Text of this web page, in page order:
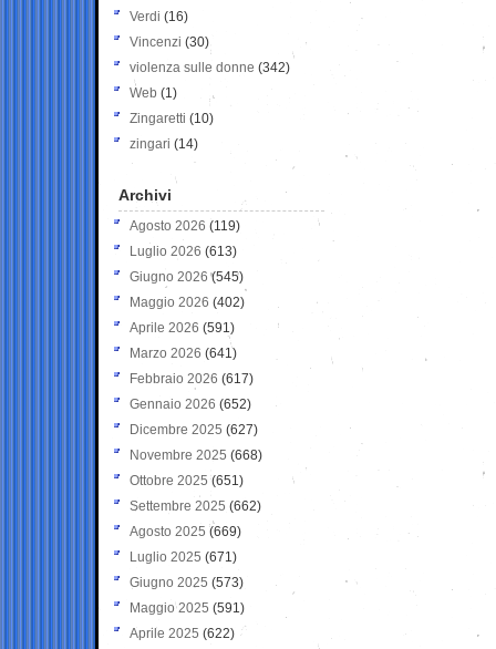
Verdi (16)
Vincenzi (30)
violenza sulle donne (342)
Web (1)
Zingaretti (10)
zingari (14)
Archivi
Agosto 2026 (119)
Luglio 2026 (613)
Giugno 2026 (545)
Maggio 2026 (402)
Aprile 2026 (591)
Marzo 2026 (641)
Febbraio 2026 (617)
Gennaio 2026 (652)
Dicembre 2025 (627)
Novembre 2025 (668)
Ottobre 2025 (651)
Settembre 2025 (662)
Agosto 2025 (669)
Luglio 2025 (671)
Giugno 2025 (573)
Maggio 2025 (591)
Aprile 2025 (622)